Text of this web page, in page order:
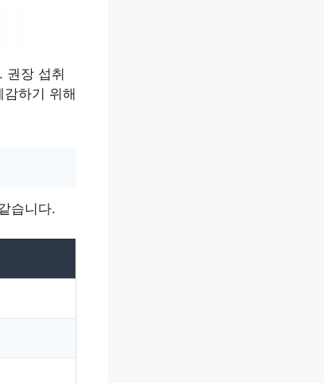
권장 섭취
하기 위해
습니다.